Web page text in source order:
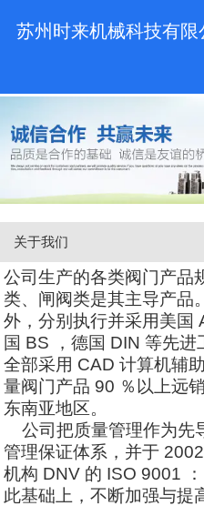
苏州时来机械科技有限
关于我们
公司生产的各类阀门产品
类、闸阀类是其主导产品
外，分别执行并采用美国
国 BS ，德国 DIN 等先
全部采用 CAD 计算机辅
量阀门产品 90 ％以上远
东南亚地区。
公司把质量管理作为先
管理保证体系，并于
机构 DNV 的 ISO 9001
此基础上，不断加强与提